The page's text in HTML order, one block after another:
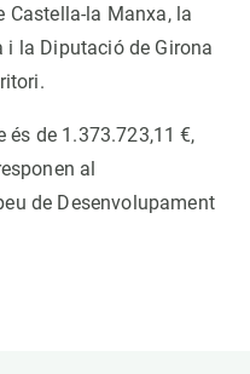
Castella-la Manxa, la
i la Diputació de Girona
és de 1.373.723,11 €,
al
de Desenvolupament